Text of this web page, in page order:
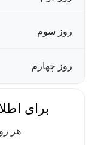
روز سوم
روز چهارم
برای
هر روز